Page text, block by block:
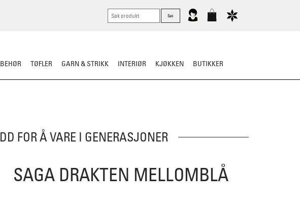
TØFLER GARN & STRIKK INTERIØR KJØKKEN BUTIKKER
FOR Å VARE I GENERASJONER
SAGA DRAKTEN MELLOMBLÅ